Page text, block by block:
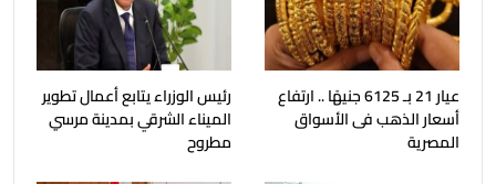
عيار 21 بـ 6125 جنيهًا .. ارتفاع
أسعار الذهب فى الأسواق
المصرية
رئيس الوزراء يتابع أعمال تطوير
الميناء الشرقي بمدينة مرسي
مطروح